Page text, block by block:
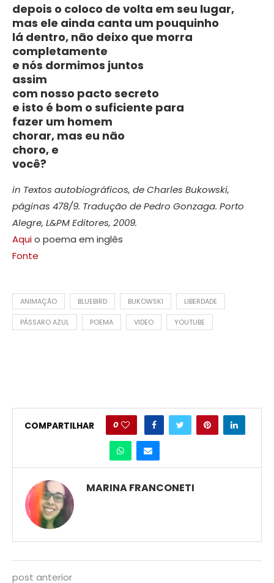
depois o coloco de volta em seu lugar,
mas ele ainda canta um pouquinho
lá dentro, não deixo que morra
completamente
e nós dormimos juntos
assim
com nosso pacto secreto
e isto é bom o suficiente para
fazer um homem
chorar, mas eu não
choro, e
você?
in Textos autobiográficos, de Charles Bukowski,
páginas 478/9. Tradução de Pedro Gonzaga. Porto
Alegre, L&PM Editores, 2009.
Aquio poema em inglês
Fonte
ANIMAÇÃO BLUEBIRD BUKOWSKI LIBERDADE
PÁSSARO AZUL POEMA VIDEO YOUTUBE
COMPARTILHAR 0
MARINA FRANCONETI
post anterior